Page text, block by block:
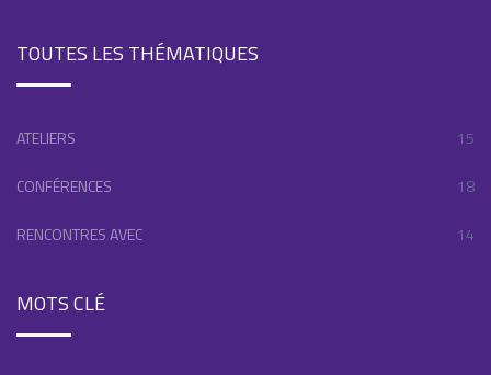
TOUTES LES THÉMATIQUES
ATELIERS 15
CONFÉRENCES 18
RENCONTRES AVEC 14
MOTS CLÉ